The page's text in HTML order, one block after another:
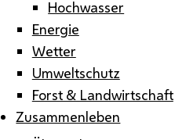
Hochwasser
Energie
Wetter
Umweltschutz
Forst & Landwirtschaft
Zusammenleben